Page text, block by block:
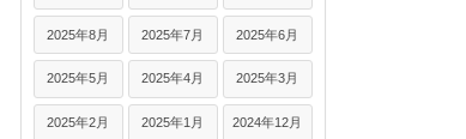
2025年8月 2025年7月 2025年6月
2025年5月 2025年4月 2025年3月
2025年2月 2025年1月 2024年12月